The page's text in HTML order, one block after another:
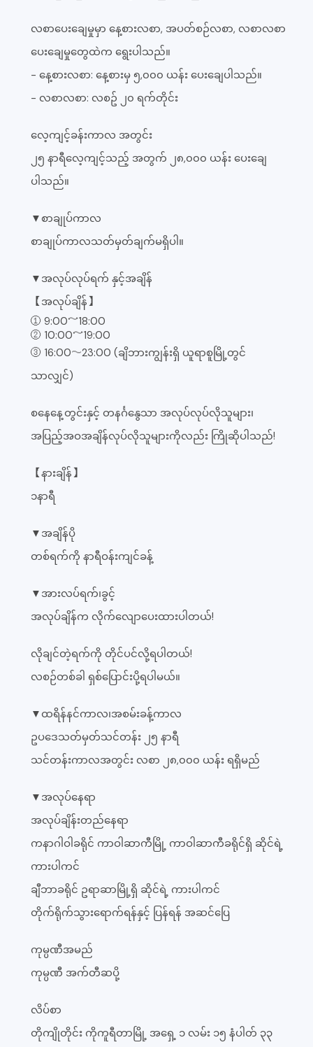
လစာပေးချေမှုမှာ နေ့စားလစာ, အပတ်စဉ်လစာ, လစာလစာ
ပေးချေမှုတွေထဲက ရွေးပါသည်။
- နေ့စားလစာ: နေ့စားမှ ၅,၀၀၀ ယန်း ပေးချေပါသည်။
- လစာလစာ: လစဥ် ၂၀ ရက်တိုင်း
လေ့ကျင့်ခန်းကာလ အတွင်း
၂၅ နာရီလေ့ကျင့်သည့် အတွက် ၂၈,၀၀၀ ယန်း ပေးချေ
ပါသည်။
▼စာချုပ်ကာလ
စာချုပ်ကာလသတ်မှတ်ချက်မရှိပါ။
▼အလုပ်လုပ်ရက် နှင့်အချိန်
【အလုပ်ချိန်】
① 9:00～18:00
② 10:00～19:00
③ 16:00〜23:00 (ချိဘားကျွန်းရှိ ယူရာစူမြို့တွင်
သာလျှင်)
စနေနေ့တွင်းနှင့် တနင်္ဂနွေသာ အလုပ်လုပ်လိုသူများ၊
အပြည့်အဝအချိန်လုပ်လိုသူများကိုလည်း ကြိုဆိုပါသည်!
【နားချိန်】
၁နာရီ
▼အချိန်ပို
တစ်ရက်ကို နာရီဝန်းကျင်ခန့်
▼အားလပ်ရက်၊ခွင့်
အလုပ်ချိန်က လိုက်လျောပေးထားပါတယ်!
လိုချင်တဲ့ရက်ကို တိုင်ပင်လို့ရပါတယ်!
လစဉ်တစ်ခါ ရှစ်ပြောင်းပို့ရပါမယ်။
▼ထရိန်နင်ကာလ၊အစမ်းခန့်ကာလ
ဥပဒေသတ်မှတ်သင်တန်း ၂၅ နာရီ
သင်တန်းကာလအတွင်း လစာ ၂၈,၀၀၀ ယန်း ရရှိမည်
▼အလုပ်နေရာ
အလုပ်ချိန်းတည်နေရာ
ကနာဂါဝါခရိုင် ကာဝါဆာကီမြို့ ကာဝါဆာကီခရိုင်ရှိ ဆိုင်ရဲ့
ကားပါကင်
ချီဘာခရိုင် ဥရာဆာမြို့ရှိ ဆိုင်ရဲ့ ကားပါကင်
တိုက်ရိုက်သွားရောက်ရန်နှင့် ပြန်ရန် အဆင်ပြေ
ကုမ္ပဏီအမည်
ကုမ္ပဏီ အက်တီဆပို့
လိပ်စာ
တိုကျိုတိုင်း ကိုကူရီတာမြို့ အရှေ့ ၁ လမ်း ၁၅ နံပါတ် ၃၃